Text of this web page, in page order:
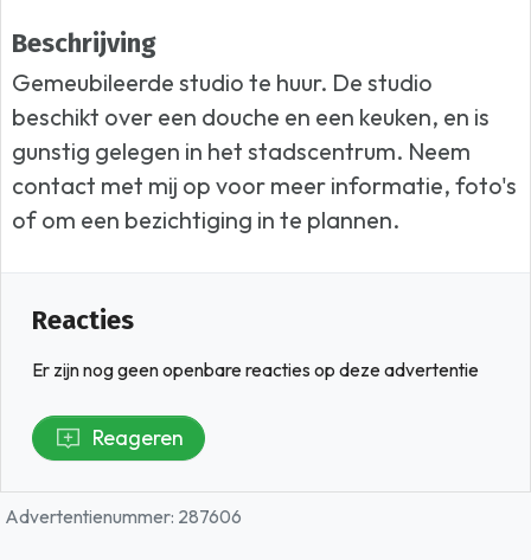
Beschrijving
Gemeubileerde studio te huur. De studio
beschikt over een douche en een keuken, en is
gunstig gelegen in het stadscentrum. Neem
contact met mij op voor meer informatie, foto's
of om een ​​bezichtiging in te plannen.
Reacties
Er zijn nog geen openbare reacties op deze advertentie
Reageren
Advertentienummer: 287606